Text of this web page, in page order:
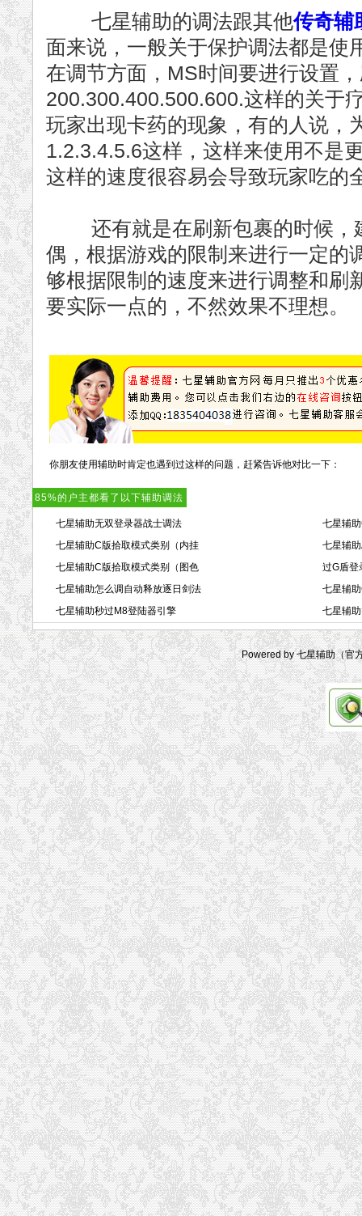
七星辅助的调法跟其他传奇辅
面来说，一般关于保护调法都是使
在调节方面，MS时间要进行设置
200.300.400.500.600.这样的关于
玩家出现卡药的现象，有的人说，
1.2.3.4.5.6这样，这样来使用不是
这样的速度很容易会导致玩家吃的
还有就是在刷新包裹的时候，
偶，根据游戏的限制来进行一定的
够根据限制的速度来进行调整和刷
要实际一点的，不然效果不理想。
你朋友使用辅助时肯定也遇到过这样的问题，赶紧告诉他对比一下：
85%的户主都看了以下辅助调法
七星辅助无双登录器战士调法
七星辅
七星辅助C版拾取模式类别（内挂
七星辅
七星辅助C版拾取模式类别（图色
过G盾登
七星辅助怎么调自动释放逐日剑法
七星辅
七星辅助秒过M8登陆器引擎
七星辅
Powered by 七星辅助（官